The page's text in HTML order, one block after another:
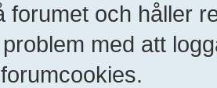
forumet och håller
med att